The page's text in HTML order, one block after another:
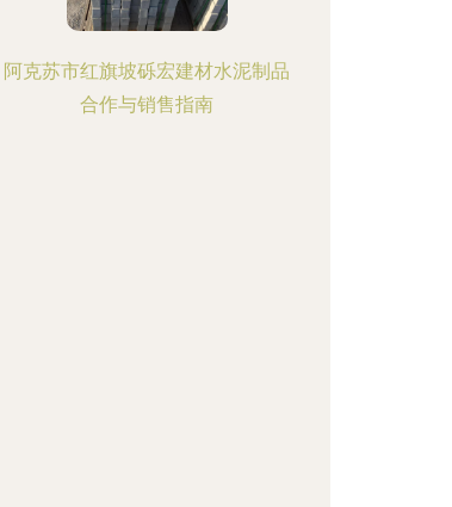
阿克苏市红旗坡砾宏建材水泥制品
合作与销售指南